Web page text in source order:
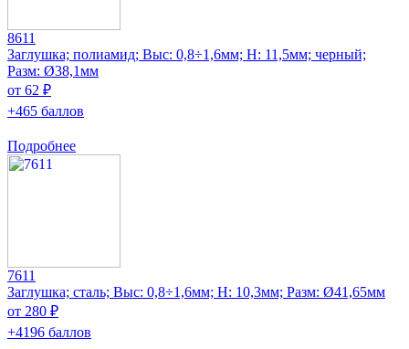
8611
Заглушка; полиамид; Выс: 0,8÷1,6мм; H: 11,5мм; черный;
Разм: Ø38,1мм
от 62 ₽
+465 баллов
Подробнее
7611
Заглушка; сталь; Выс: 0,8÷1,6мм; H: 10,3мм; Разм: Ø41,65мм
от 280 ₽
+4196 баллов